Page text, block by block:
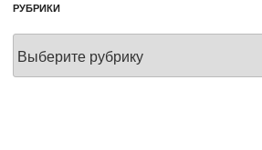
РУБРИКИ
Рубрики